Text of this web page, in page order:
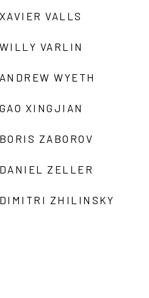
XAVIER VALLS
WILLY VARLIN
ANDREW WYETH
GAO XINGJIAN
BORIS ZABOROV
DANIEL ZELLER
DIMITRI ZHILINSKY